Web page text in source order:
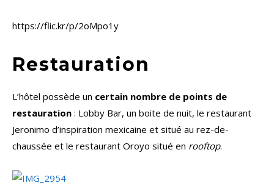
https://flic.kr/p/2oMpo1y
Restauration
L’hôtel possède un certain nombre de points de
restauration : Lobby Bar, un boite de nuit, le restaurant
Jeronimo d’inspiration mexicaine et situé au rez-de-
chaussée et le restaurant Oroyo situé en rooftop.